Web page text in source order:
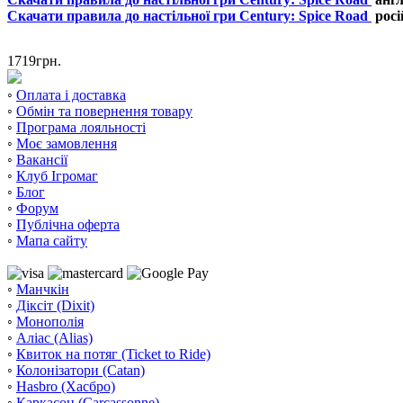
Скачати правила до настільної гри Century: Spice Road
1719грн.
◦ Оплата і доставка
◦ Обмін та повернення товару
◦ Програма лояльності
◦ Моє замовлення
◦ Вакансії
◦ Клуб Ігромаг
◦ Блог
◦ Форум
◦ Публічна оферта
◦ Мапа сайту
◦ Манчкін
◦ Діксіт (Dixit)
◦ Монополія
◦ Аліас (Alias)
◦ Квиток на потяг (Ticket to Ride)
◦ Колонізатори (Catan)
◦ Hasbro (Хасбро)